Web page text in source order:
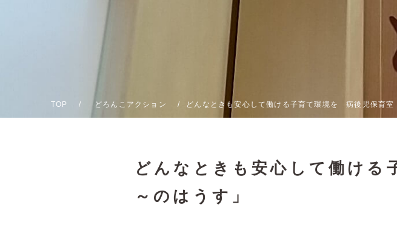
TOP どろんこアクション どんなときも安心して働ける子育て環境を 病後児保育室
どんなときも安心して働け
～のはうす」